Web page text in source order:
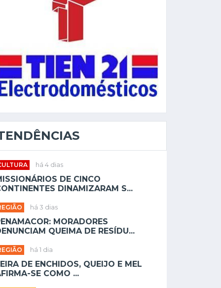
há 4 dias
DE CINCO
DINAMIZARAM S...
há 3 dias
MORADORES
QUEIMA DE RESÍDU...
há 1 dia
DE ENCHIDOS, QUEIJO E MEL
SE COMO ...